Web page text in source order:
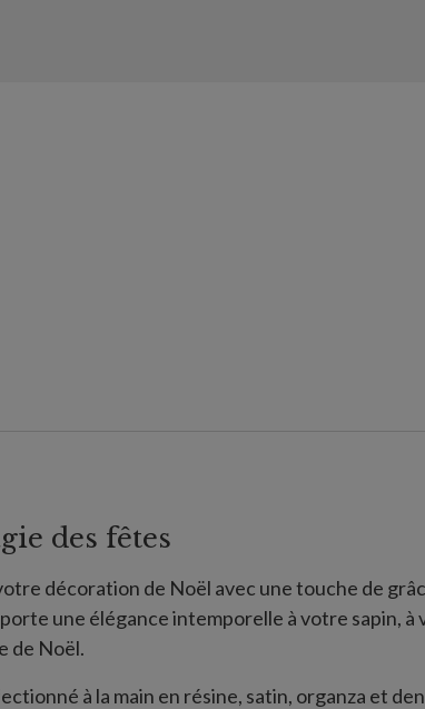
des fêtes
décoration de Noël avec une touche de
une élégance intemporelle à votre sapin, à
de Noël.
à la main en résine, satin, organza et